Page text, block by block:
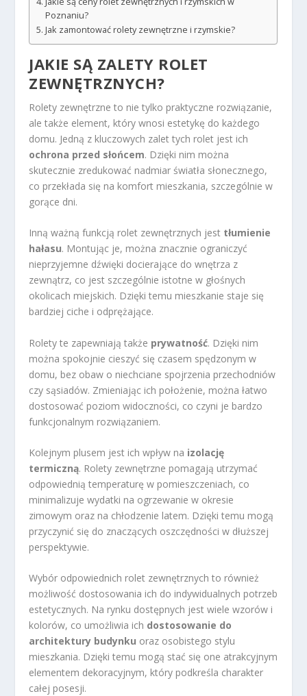
Poznaniu?
Jak zamontować rolety zewnętrzne i rzymskie?
JAKIE SĄ ZALETY ROLET
ZEWNĘTRZNYCH?
Rolety zewnętrzne to nie tylko praktyczne rozwiązanie,
ale także element, który wnosi estetykę do każdego
domu. Jedną z kluczowych zalet tych rolet jest ich
ochrona przed słońcem. Dzięki nim można
skutecznie zredukować nadmiar światła słonecznego,
co przekłada się na komfort mieszkania, szczególnie w
gorące dni.
Inną ważną funkcją rolet zewnętrznych jest tłumienie
hałasu. Montując je, można znacznie ograniczyć
nieprzyjemne dźwięki docierające do wnętrza z
zewnątrz, co jest szczególnie istotne w głośnych
okolicach miejskich. Dzięki temu mieszkanie staje się
bardziej ciche i odprężające.
Rolety te zapewniają także prywatność. Dzięki nim
można spokojnie cieszyć się czasem spędzonym w
domu, bez obaw o niechciane spojrzenia przechodniów
czy sąsiadów. Zmieniając ich położenie, można łatwo
dostosować poziom widoczności, co czyni je bardzo
funkcjonalnym rozwiązaniem.
Kolejnym plusem jest ich wpływ na izolację
termiczną. Rolety zewnętrzne pomagają utrzymać
odpowiednią temperaturę w pomieszczeniach, co
minimalizuje wydatki na ogrzewanie w okresie
zimowym oraz na chłodzenie latem. Dzięki temu mogą
przyczynić się do znaczących oszczędności w dłuższej
perspektywie.
Wybór odpowiednich rolet zewnętrznych to również
możliwość dostosowania ich do indywidualnych potrzeb
estetycznych. Na rynku dostępnych jest wiele wzorów i
kolorów, co umożliwia ich dostosowanie do
architektury budynku oraz osobistego stylu
mieszkania. Dzięki temu mogą stać się one atrakcyjnym
elementem dekoracyjnym, który podkreśla charakter
całej posesji.